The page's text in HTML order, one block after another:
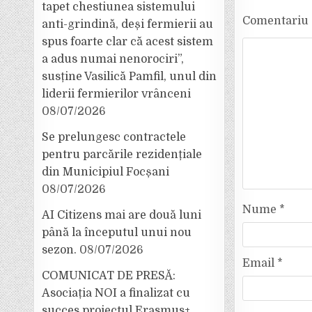
Comentariu
Nume *
Email *
tapet chestiunea sistemului
anti-grindină, deși fermierii au
spus foarte clar că acest sistem
a adus numai nenorociri”,
susține Vasilică Pamfil, unul din
liderii fermierilor vrânceni
08/07/2026
Se prelungesc contractele
pentru parcările rezidențiale
din Municipiul Focșani
08/07/2026
AI Citizens mai are două luni
până la începutul unui nou
sezon. 08/07/2026
COMUNICAT DE PRESĂ:
Asociația NOI a finalizat cu